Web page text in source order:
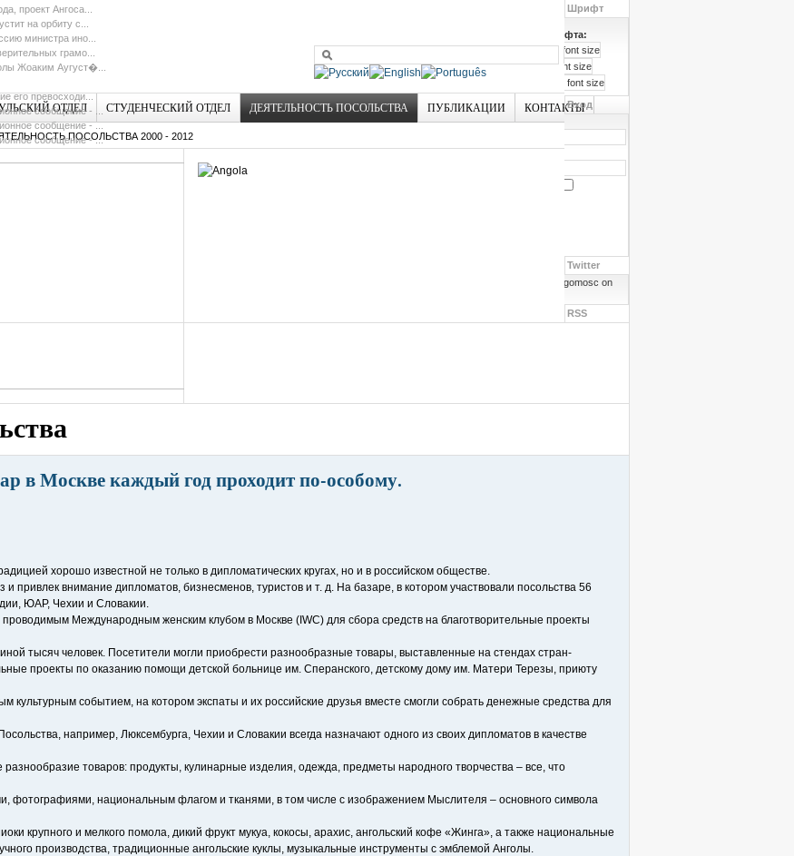
проект Ангоса...
на орбиту с...
министра ино...
грамо...
Жоаким Аугуст�...
его превосходи...
сообщение - ...
сообщение - ...
сообщение - ...
Шрифт
Размер шрифта:
Вход
Логин
Пароль
Twitter
Follow angomosc on
RSS
ОТДЕЛ СТУДЕНЧЕСКИЙ ОТДЕЛ ДЕЯТЕЛЬНОСТЬ ПОСОЛЬСТВА ПУБЛИКАЦИИ КОНТАКТЫ
ПОСОЛЬСТВА 2000 - 2012
в Москве каждый год проходит по-особому.
хорошо известной не только в дипломатических кругах, но и в российском обществе.
привлек внимание дипломатов, бизнесменов, туристов и т. д. На базаре, в котором участвовали посольства 56
ЮАР, Чехии и Словакии.
Международным женским клубом в Москве (IWC) для сбора средств на благотворительные проекты
тысяч человек. Посетители могли приобрести разнообразные товары, выставленные на стендах стран-
проекты по оказанию помощи детской больнице им. Сперанского, детскому дому им. Матери Терезы, приюту
событием, на котором экспаты и их российские друзья вместе смогли собрать денежные средства для
например, Люксембурга, Чехии и Словакии всегда назначают одного из своих дипломатов в качестве
товаров: продукты, кулинарные изделия, одежда, предметы народного творчества – все, что
фотографиями, национальным флагом и тканями, в том числе с изображением Мыслителя – основного символа
крупного и мелкого помола, дикий фрукт мукуа, кокосы, арахис, ангольский кофе «Жинга», а также национальные
производства, традиционные ангольские куклы, музыкальные инструменты с эмблемой Анголы.